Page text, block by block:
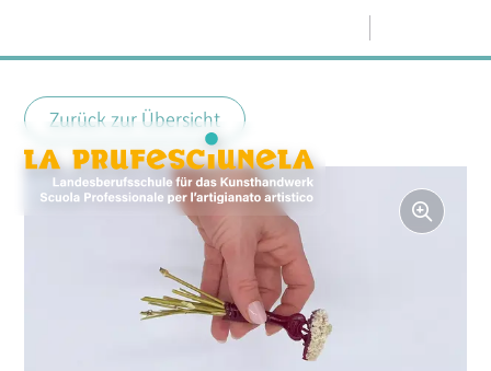
Zurück zur Übersicht